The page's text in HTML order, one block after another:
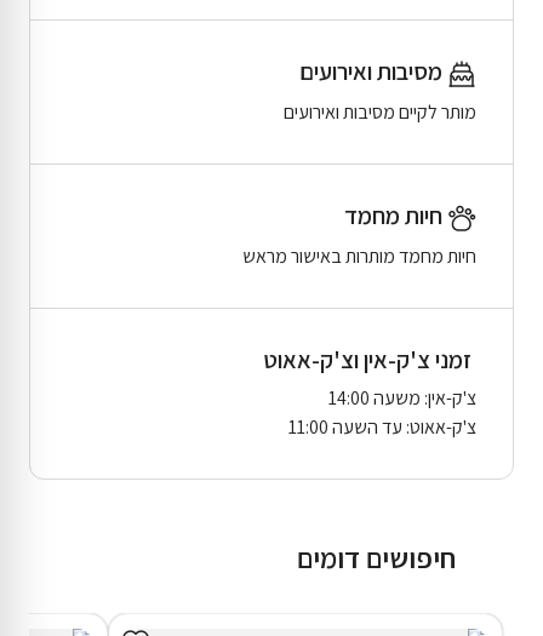
מסיבות ואירועים
מותר לקיים מסיבות ואירועים
חיות מחמד
חיות מחמד מותרות באישור מראש
זמני צ'ק-אין וצ'ק-אאוט
צ'ק-אין: משעה 14:00
צ'ק-אאוט: עד השעה 11:00
חיפושים דומים